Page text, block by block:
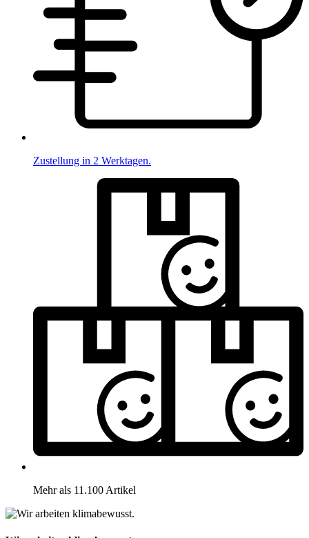
Zustellung in 2 Werktagen.
Mehr als 11.100 Artikel